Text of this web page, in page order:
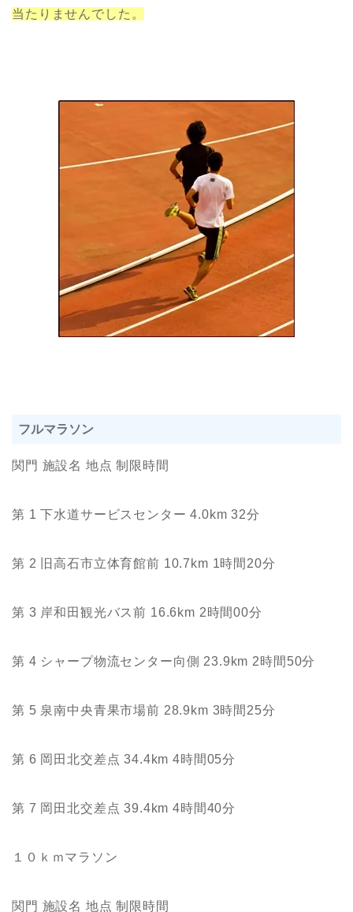
当たりませんでした。
フルマラソン
関門 施設名 地点 制限時間
第 1 下水道サービスセンター 4.0km 32分
第 2 旧高石市立体育館前 10.7km 1時間20分
第 3 岸和田観光バス前 16.6km 2時間00分
第 4 シャープ物流センター向側 23.9km 2時間50分
第 5 泉南中央青果市場前 28.9km 3時間25分
第 6 岡田北交差点 34.4km 4時間05分
第 7 岡田北交差点 39.4km 4時間40分
１０ｋｍマラソン
関門 施設名 地点 制限時間